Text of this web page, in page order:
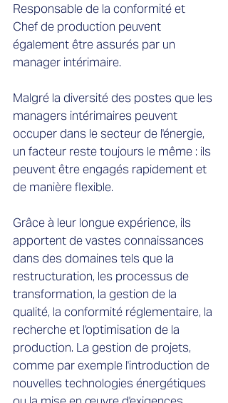
Responsable de la conformité et
Chef de production peuvent
également être assurés par un
manager intérimaire.
Malgré la diversité des postes que les
managers intérimaires peuvent
occuper dans le secteur de l'énergie,
un facteur reste toujours le même : ils
peuvent être engagés rapidement et
de manière flexible.
Grâce à leur longue expérience, ils
apportent de vastes connaissances
dans des domaines tels que la
restructuration, les processus de
transformation, la gestion de la
qualité, la conformité réglementaire, la
recherche et l'optimisation de la
production. La gestion de projets,
comme par exemple l'introduction de
nouvelles technologies énergétiques